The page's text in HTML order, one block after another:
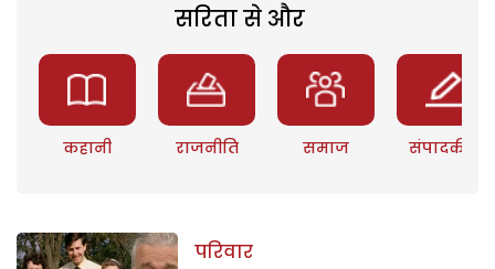
सरिता से और
कहानी राजनीति समाज संपादकीय
परिवार